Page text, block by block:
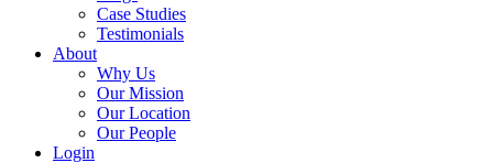
Case Studies
Testimonials
About
Why Us
Our Mission
Our Location
Our People
Login